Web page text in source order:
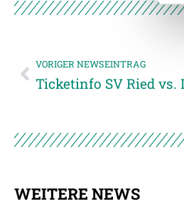
VORIGER NEWSEINTRAG
Ticketinfo SV Ried vs.
WEITERE NEWS